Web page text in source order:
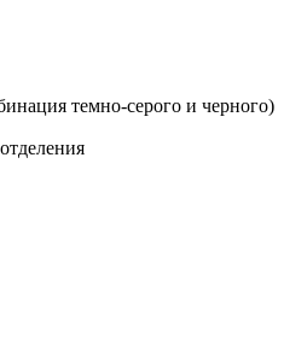
темно-серого и черного)